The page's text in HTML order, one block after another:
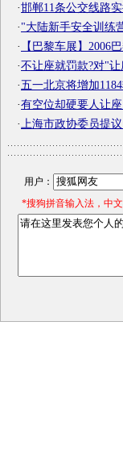
·邯郸11条公交线路
·"大陆新手安全训练
· 【巴黎车展】2006
·不让座就罚款?对"
·五一北京将增加
·有空位却硬要人让
· 上海市政协委员提
用户：
*搜狗拼音输入法，中